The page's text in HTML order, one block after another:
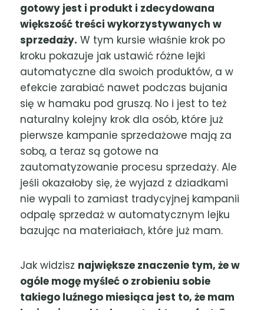
gotowy jest i produkt i zdecydowana
większość treści wykorzystywanych w
sprzedaży. W tym kursie właśnie krok po
kroku pokazuje jak ustawić różne lejki
automatyczne dla swoich produktów, a w
efekcie zarabiać nawet podczas bujania
się w hamaku pod gruszą. No i jest to też
naturalny kolejny krok dla osób, które już
pierwsze kampanie sprzedażowe mają za
sobą, a teraz są gotowe na
zautomatyzowanie procesu sprzedaży. Ale
jeśli okazałoby się, że wyjazd z dziadkami
nie wypali to zamiast tradycyjnej kampanii
odpalę sprzedaż w automatycznym lejku
bazując na materiałach, które już mam.
Jak widzisz największe znaczenie tym, że w
ogóle mogę myśleć o zrobieniu sobie
takiego luźnego miesiąca jest to, że mam